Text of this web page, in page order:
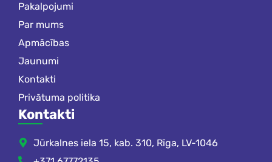
Pakalpojumi
Par mums
Apmācības
Jaunumi
Kontakti
Privātuma politika
Kontakti
Jūrkalnes iela 15, kab. 310, Rīga, LV-1046